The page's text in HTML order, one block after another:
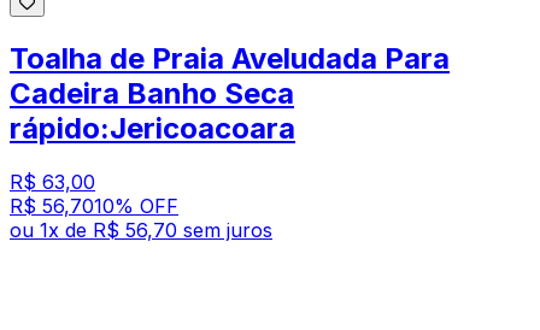
Toalha de Praia Aveludada Para
Cadeira Banho Seca
rápido:Jericoacoara
R$ 63,00
R$ 56,7010% OFF
ou 1x de R$ 56,70 sem juros